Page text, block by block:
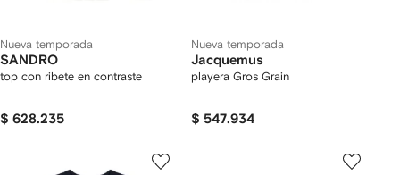
Nueva temporada
SANDRO
top con ribete en contraste
$ 628.235
Nueva temporada
Jacquemus
playera Gros Grain
$ 547.934